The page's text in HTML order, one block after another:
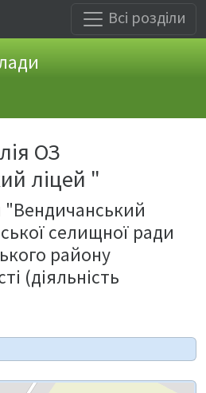
Всі розділи
ОЗ
ліцей "
"Вендичанський
селищної ради
району
(діяльність